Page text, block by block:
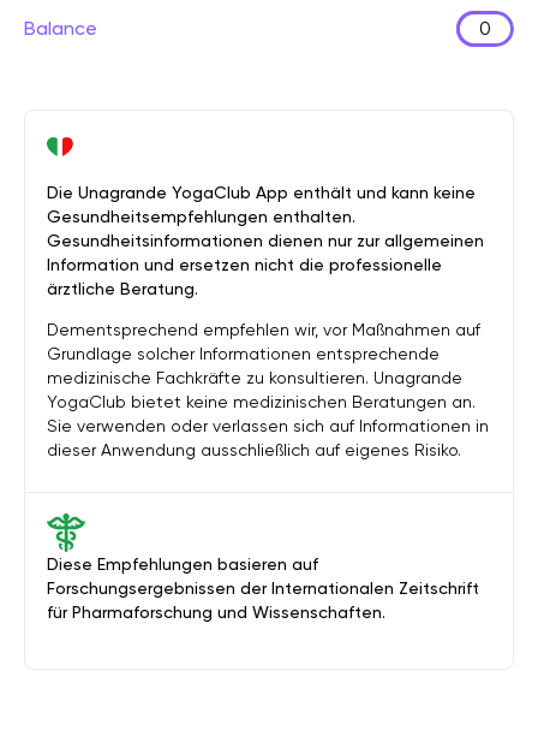
Balance 0
Diese Empfehlungen basieren auf
Forschungsergebnissen der Internationalen Zeitschrift
für Pharmaforschung und Wissenschaften.
Die Unagrande YogaClub App enthält und kann keine
Gesundheitsempfehlungen enthalten.
Gesundheitsinformationen dienen nur zur allgemeinen
Information und ersetzen nicht die professionelle
ärztliche Beratung.
Dementsprechend empfehlen wir, vor Maßnahmen auf
Grundlage solcher Informationen entsprechende
medizinische Fachkräfte zu konsultieren. Unagrande
YogaClub bietet keine medizinischen Beratungen an.
Sie verwenden oder verlassen sich auf Informationen in
dieser Anwendung ausschließlich auf eigenes Risiko.